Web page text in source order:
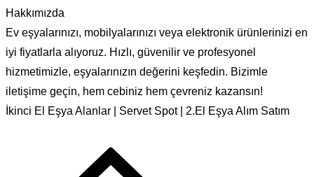
Hakkımızda
Ev eşyalarınızı, mobilyalarınızı veya elektronik ürünlerinizi en
iyi fiyatlarla alıyoruz. Hızlı, güvenilir ve profesyonel
hizmetimizle, eşyalarınızın değerini keşfedin. Bizimle
iletişime geçin, hem cebiniz hem çevreniz kazansın!
İkinci El Eşya Alanlar | Servet Spot | 2.El Eşya Alım Satım